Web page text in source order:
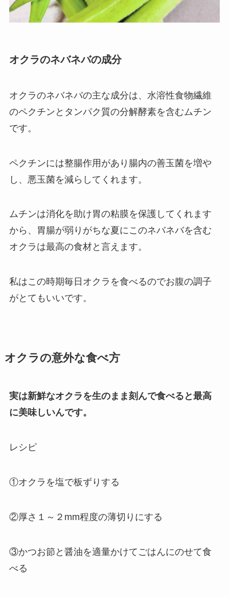
オクラのネバネバの成分
オクラのネバネバの主な成分は、水溶性食物繊維
のペクチンとタンパク質の分解酵素を含むムチン
です。
ペクチンには整腸作用があり腸内の善玉菌を増や
し、悪玉菌を減らしてくれます。
ムチンは消化を助け胃の粘膜を保護してくれます
から、胃腸が弱りがちな夏にこのネバネバを含む
オクラは最高の食材と言えます。
私はこの時期毎日オクラを食べるのでお腹の調子
がとてもいいです。
オクラの意外な食べ方
実は新鮮なオクラを生のまま刻んで食べると最高
に美味しいんです。
レシピ
①オクラを塩で板ずりする
②厚さ１～２mm程度の薄切りにする
③かつお節と醤油を適量かけてごはんにのせて食
べる